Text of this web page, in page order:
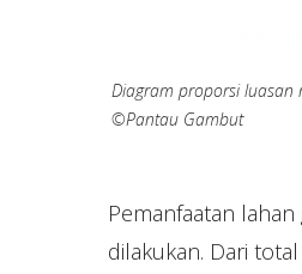
Diagram proporsi luasan
©Pantau Gambut
Pemanfaatan
dilakukan. Dari